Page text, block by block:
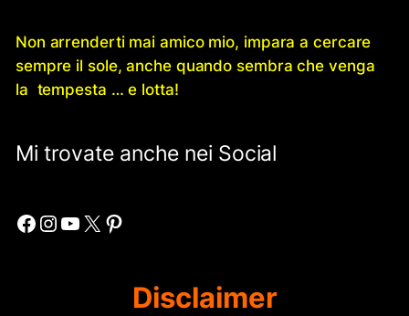
Non arrenderti mai amico mio, impara a cercare
sempre il sole, anche quando sembra che venga
la tempesta … e lotta!
Mi trovate anche nei Social
Facebook Instagram YouTube X Pinterest
Disclaimer